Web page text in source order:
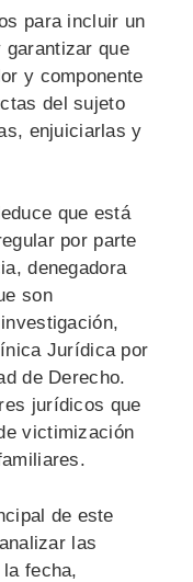
para incluir un
garantizar que
y componente
del sujeto
enjuiciarlas y
que está
por parte
denegadora
son
Jurídica por
de Derecho.
jurídicos que
victimización
de este
las
fecha,